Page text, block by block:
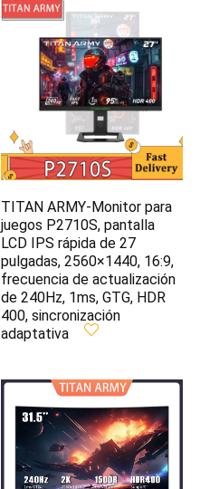
TITAN ARMY-Monitor para
juegos P2710S, pantalla
LCD IPS rápida de 27
pulgadas, 2560×1440, 16:9,
frecuencia de actualización
de 240Hz, 1ms, GTG, HDR
400, sincronización
adaptativa